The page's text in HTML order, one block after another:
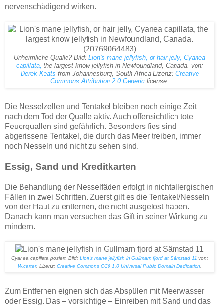
nervenschädigend wirken.
Unheimliche Qualle? Bild: Lion's mane jellyfish, or hair jelly, Cyanea
capillata, the largest know jellyfish in Newfoundland, Canada. von:
Derek Keats from Johannesburg, South Africa Lizenz: Creative
Commons Attribution 2.0 Generic license.
Die Nesselzellen und Tentakel bleiben noch einige Zeit
nach dem Tod der Qualle aktiv. Auch offensichtlich tote
Feuerquallen sind gefährlich. Besonders fies sind
abgerissene Tentakel, die durch das Meer treiben, immer
noch Nesseln und nicht zu sehen sind.
Essig, Sand und Kreditkarten
Die Behandlung der Nesselfäden erfolgt in nichtallergischen
Fällen in zwei Schritten. Zuerst gilt es die Tentakel/Nesseln
von der Haut zu entfernen, die nicht ausgelöst haben.
Danach kann man versuchen das Gift in seiner Wirkung zu
mindern.
Cyanea capillata posiert. Bild: Lion's mane jellyfish in Gullmarn fjord at Sämstad 11 von:
W.carter. Lizenz: Creative Commons CC0 1.0 Universal Public Domain Dedication
Zum Entfernen eignen sich das Abspülen mit Meerwasser
oder Essig. Das – vorsichtige – Einreiben mit Sand und das